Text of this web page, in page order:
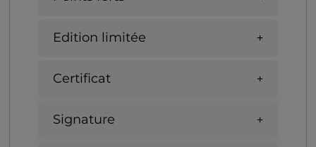
Edition limitée
Certificat
Signature